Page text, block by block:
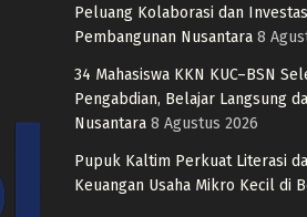
Peluang Kolaborasi dan
Pembangunan Nusantara 8
34 Mahasiswa KKN KUC–BSN
Pengabdian, Belajar Langsung
Nusantara 8 Agustus 2026
Pupuk Kaltim Perkuat Literasi
Keuangan Usaha Mikro Kecil di